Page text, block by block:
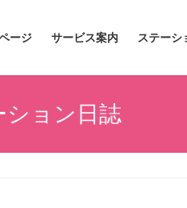
ージ サービス案内 ステーシ
ション日誌